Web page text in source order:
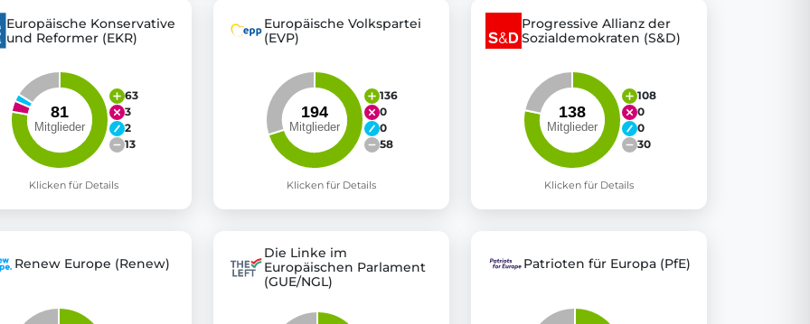
advanced transparency platforms, which lets citizens explore thousands of EU Parliament votes in a clear
and transparency in Germany and Europe.
policy, or activism.
and bring politics closer to citizens.
Europäische Konservative
und Reformer (EKR)
63
3
2
13
Klicken für Details
Europäische Volkspartei
(EVP)
136
0
0
58
Klicken für Details
Progressive Allianz der
Sozialdemokraten (S&D)
108
0
0
30
Klicken für Details
Renew Europe (Renew)
Die Linke im
Europäischen Parlament
(GUE/NGL)
Patrioten für Europa (PfE)